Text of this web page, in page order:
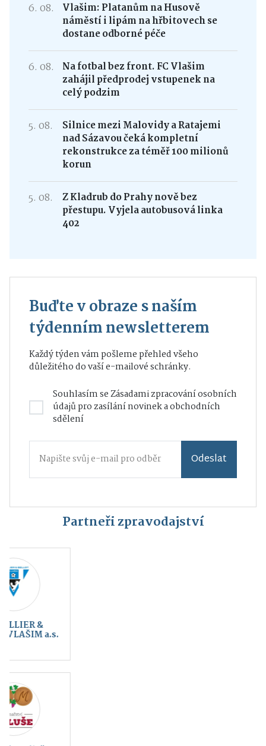
6. 08.
Vlašim: Platanům na Husově
náměstí i lipám na hřbitovech se
dostane odborné péče
6. 08.
Na fotbal bez front. FC Vlašim
zahájil předprodej vstupenek na
celý podzim
5. 08.
Silnice mezi Malovidy a Ratajemi
nad Sázavou čeká kompletní
rekonstrukce za téměř 100 milionů
korun
5. 08.
Z Kladrub do Prahy nově bez
přestupu. Vyjela autobusová linka
402
Buďte v obraze s naším
týdenním newsletterem
Každý týden vám pošleme přehled všeho
důležitého do vaší e-mailové schránky.
Souhlasím seZásadami zpracování osobních
údajůpro zasílání novinek a obchodních
sdělení
Odeslat
Partneři zpravodajství
Kraj blanických
rytířů, z.s.